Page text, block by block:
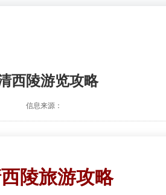
西陵游览攻略
信息来源：
陵旅游攻略